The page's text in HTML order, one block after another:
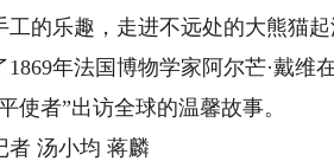
乐趣，走进不远处的大熊猫起
1869年法国博物学家阿尔芒·戴
使者”出访全球的温馨故事。
汤小均 蒋麟